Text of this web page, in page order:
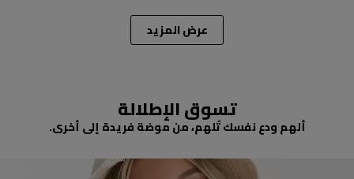
عرض المزيد
تسوق الإطلالة
ألهم ودع نفسك تُلهم، من موضة فريدة إلى أخرى.